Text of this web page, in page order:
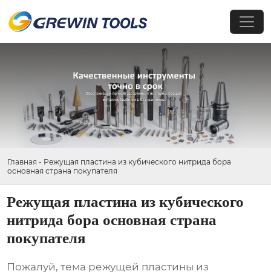
Главная - Режущая пластина из кубического нитрида бора
основная страна покупателя
Режущая пластина из кубического
нитрида бора основная страна
покупателя
Пожалуй, тема режущей пластины из